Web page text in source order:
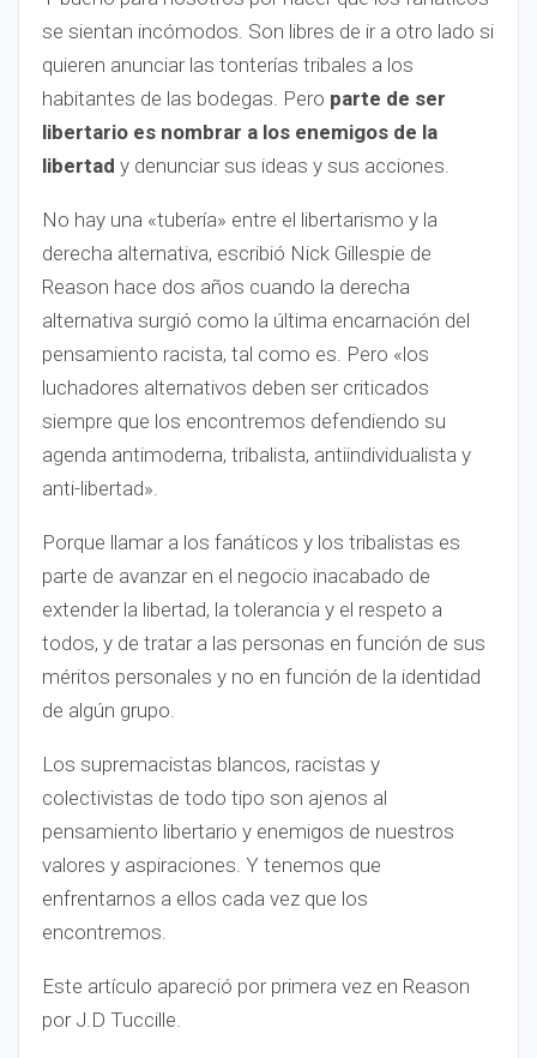
se sientan incómodos. Son libres de ir a otro lado si
quieren anunciar las tonterías tribales a los
habitantes de las bodegas. Pero parte de ser
libertario es nombrar a los enemigos de la
libertad y denunciar sus ideas y sus acciones.
No hay una «tubería» entre el libertarismo y la
derecha alternativa, escribió Nick Gillespie de
Reason hace dos años cuando la derecha
alternativa surgió como la última encarnación del
pensamiento racista, tal como es. Pero «los
luchadores alternativos deben ser criticados
siempre que los encontremos defendiendo su
agenda antimoderna, tribalista, antiindividualista y
anti-libertad».
Porque llamar a los fanáticos y los tribalistas es
parte de avanzar en el negocio inacabado de
extender la libertad, la tolerancia y el respeto a
todos, y de tratar a las personas en función de sus
méritos personales y no en función de la identidad
de algún grupo.
Los supremacistas blancos, racistas y
colectivistas de todo tipo son ajenos al
pensamiento libertario y enemigos de nuestros
valores y aspiraciones. Y tenemos que
enfrentarnos a ellos cada vez que los
encontremos.
Este artículo apareció por primera vez en Reason
por J.D Tuccille.